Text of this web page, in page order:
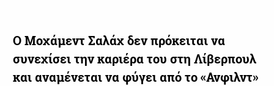
Ο Μοχάμεντ Σαλάχ δεν πρόκειται να
συνεχίσει την καριέρα του στη Λίβερπουλ
και αναμένεται να φύγει από το «Ανφιλντ»